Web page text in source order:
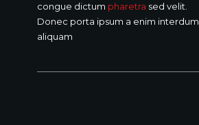
congue dictum pharetra sed velit.
Donec porta ipsum a enim interdum
aliquam